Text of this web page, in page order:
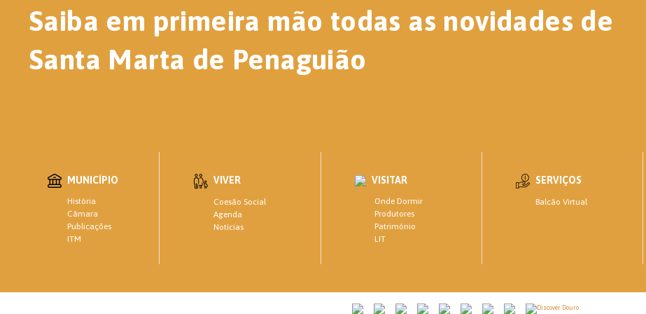
Saiba em primeira mão todas as novidades de
Santa Marta de Penaguião
MUNICÍPIO
História
Câmara
Publicações
ITM
VIVER
Coesão Social
Agenda
Notícias
VISITAR
Onde Dormir
Produtores
Património
LIT
SERVIÇOS
Balcão Virtual